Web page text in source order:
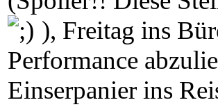
), Freitag ins
Performance
Einserpanier ins